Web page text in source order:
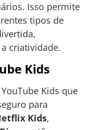
Isso permite
tipos de
criatividade.
Kids
Kids que
para
Kids,